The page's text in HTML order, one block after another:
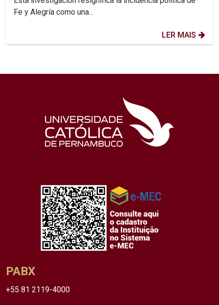
Fe y Alegría como una...
LER MAIS
PABX
+55 81 2119-4000